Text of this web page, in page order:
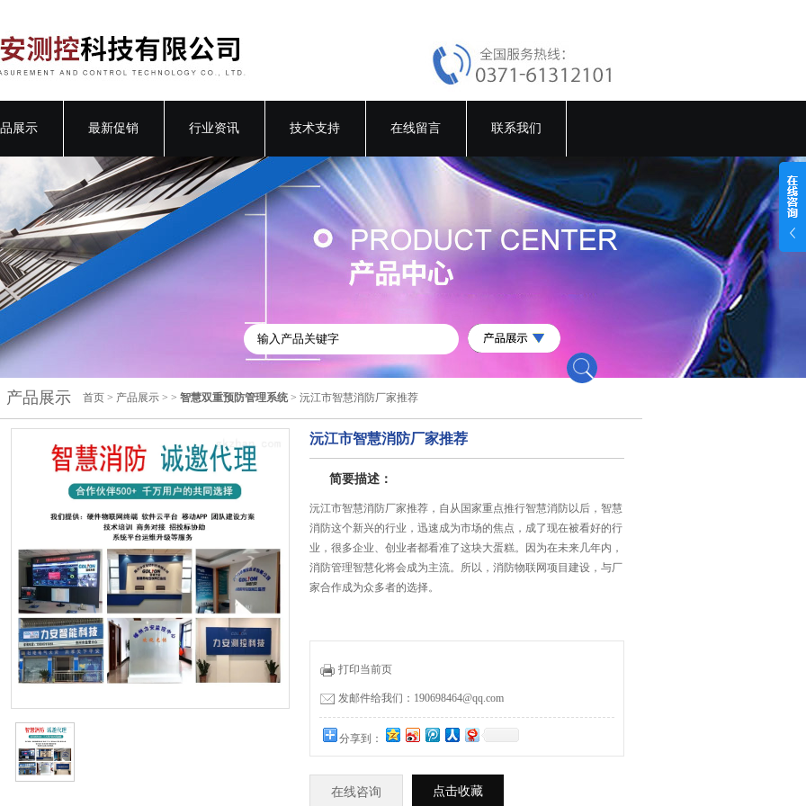
展示 最新促销 行业资讯 技术支持 在线留言 联系我们
产品展示 首页 > 产品展示 > > 智慧双重预防管理系统 > 沅江市智慧消防厂家推荐
沅江市智慧消防厂家推荐
简要描述：
沅江市智慧消防厂家推荐，自从国家重点推行智慧消防以后，智慧
消防这个新兴的行业，迅速成为市场的焦点，成了现在被看好的行
业，很多企业、创业者都看准了这块大蛋糕。因为在未来几年内，
消防管理智慧化将会成为主流。所以，消防物联网项目建设，与厂
家合作成为众多者的选择。
打印当前页
发邮件给我们：190698464@qq.com
分享到：
在线咨询 点击收藏